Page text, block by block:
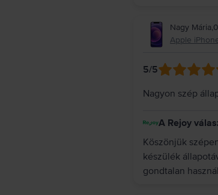
Nagy Mária,
Apple
5/5
Nagyon szép
A Rejoy
Köszönjük
készülék
gondtalan